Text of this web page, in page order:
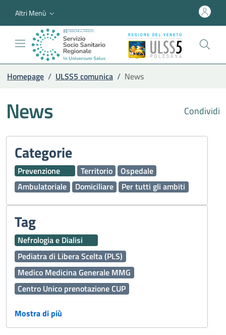
Altri Menù
Homepage / ULSS5 comunica / News
Condividi
News
Categorie
Prevenzione Territorio
Ospedale
Ambulatoriale
Domiciliare Per tutti gli ambiti
Tag
Nefrologia e Dialisi
Pediatra di Libera Scelta (PLS)
Medico Medicina Generale MMG
Centro Unico prenotazione CUP
Dermatologia
Mostra di più